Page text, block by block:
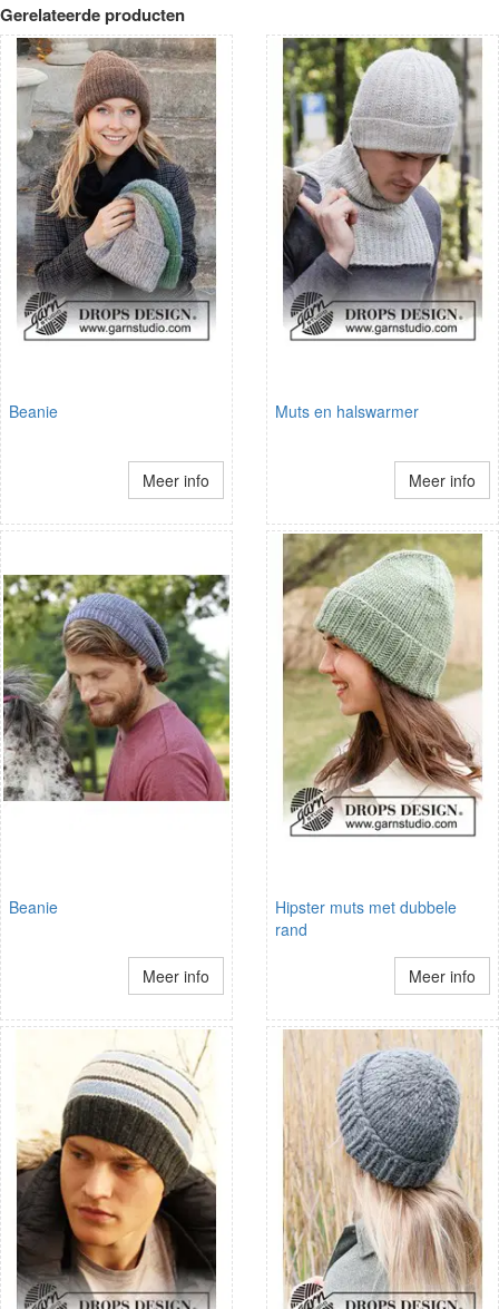
Gerelateerde producten
Beanie
Meer info
Muts en halswarmer
Meer info
Beanie
Meer info
Hipster muts met dubbele
rand
Meer info